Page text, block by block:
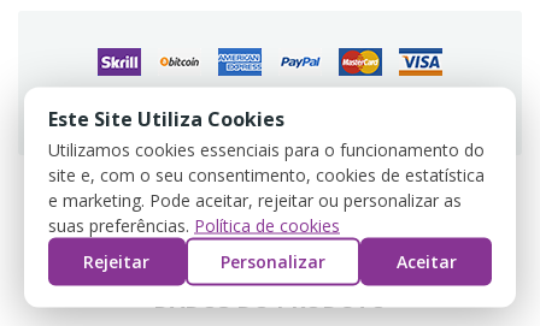
Guarantee safe & secure checkout
DESCRIÇÃO
DADOS DO PRODUTO
Este Site Utiliza Cookies
Utilizamos cookies essenciais para o funcionamento do
site e, com o seu consentimento, cookies de estatística
e marketing. Pode aceitar, rejeitar ou personalizar as
suas preferências. Política de cookies
Rejeitar
Personalizar Aceitar